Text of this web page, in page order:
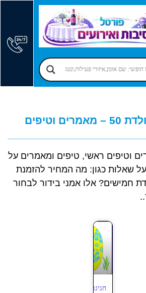
קטגוריה: יום הולדת 50 – מאמרים וטיפים
50 מאמרים וטיפים ראשי, טיפים ומאמרים על
על שאלות כגון: מה המחיר להזמנת
חמישים? אלו אמני בידור לבחור
חגיגת היובל של יום הולדת